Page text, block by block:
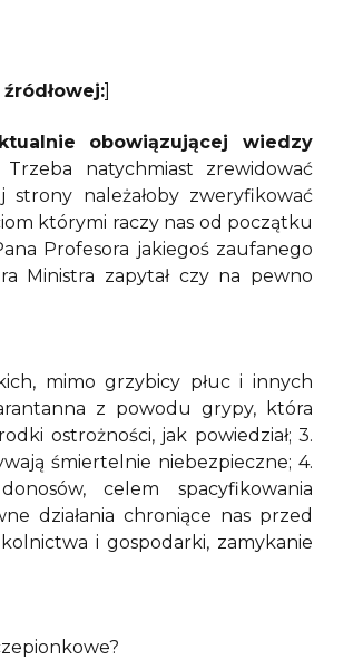
]
obowiązującej wiedzy
natychmiast zrewidować
należałoby zweryfikować
którymi raczy nas od początku
Profesora jakiegoś zaufanego
Ministra zapytał czy na pewno
mimo grzybicy płuc i innych
z powodu grypy, która
ostrożności, jak powiedział; 3.
śmiertelnie niebezpieczne; 4.
celem spacyfikowania
działania chroniące nas przed
i gospodarki, zamykanie